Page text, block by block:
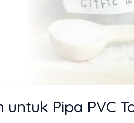
Pipa PVC